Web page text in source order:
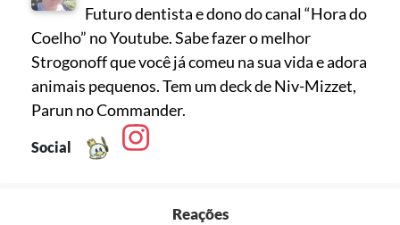
Futuro dentista e dono do canal “Hora do
Coelho” no Youtube. Sabe fazer o melhor
Strogonoff que você já comeu na sua vida e adora
animais pequenos. Tem um deck de Niv-Mizzet,
Parun no Commander.
Social
Reações